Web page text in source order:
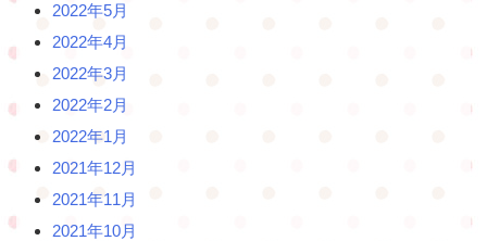
2022年5月
2022年4月
2022年3月
2022年2月
2022年1月
2021年12月
2021年11月
2021年10月